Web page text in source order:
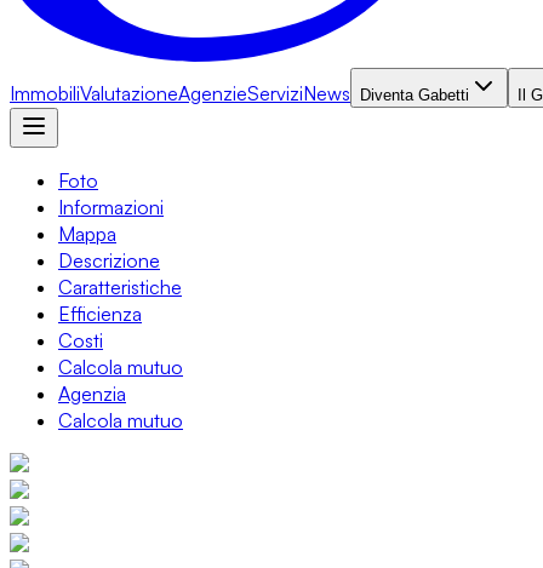
ImmobiliValutazioneAgenzieServiziNews Diventa Gabetti Il
Foto
Informazioni
Mappa
Descrizione
Caratteristiche
Efficienza
Costi
Calcola mutuo
Agenzia
Calcola mutuo